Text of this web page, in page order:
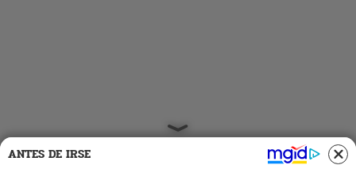
ANTES DE IRSE